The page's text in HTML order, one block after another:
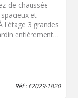
de-chaussée
et
l'étage 3 grandes
entièrement
à
située
village et des
Réf : 62029-1820